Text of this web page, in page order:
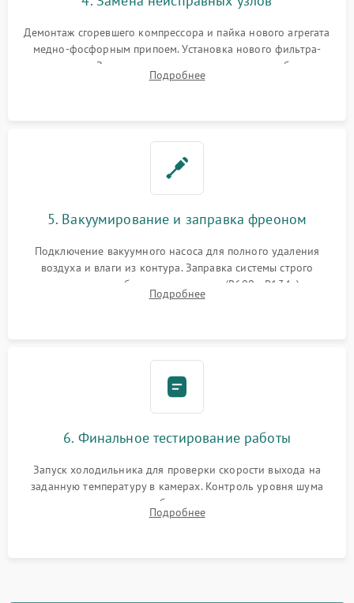
Демонтаж сгоревшего компрессора и пайка нового агрегата
медно-фосфорным припоем. Установка нового фильтра-
осушителя. Замена изношенных вентиляторов обдува,
сломанных заслонок или поврежденных дверных петель.
Подробнее
5. Вакуумирование и заправка фреоном
Подключение вакуумного насоса для полного удаления
воздуха и влаги из контура. Заправка системы строго
дозированным объемом хладагента (R600a, R134a) по
электронным весам. Контроль рабочего давления в системе.
Подробнее
6. Финальное тестирование работы
Запуск холодильника для проверки скорости выхода на
заданную температуру в камерах. Контроль уровня шума
компрессора, отсутствия обмерзания стенок и корректного
срабатывания системы автоматической оттайки.
Подробнее